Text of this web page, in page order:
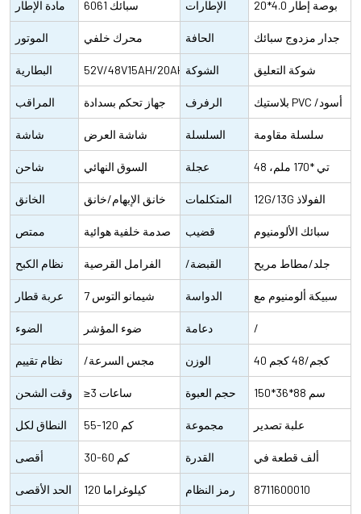
مادة الإطار 6061 سبائك
الألومنيوم
الإطارات 20*4.0 بوصة إطار
في الموتور محرك خلفي
750W/1000W
الحافة جدار مزدوج سبائك
الألومنيوم البطارية 52V/48V15AH/20AH/LG/SAMSUNG
بطارية ليثيوم
الشوكة
الأمامية
شوكة التعليق
الهيدروليكية
الأمامية
المراقب
المالي
جهاز تحكم بسدادة
مقاومة للماء ذو
كفاءة عالية، موجة
جيبية
الرفرف بلاستيك PVC أسود/
ألومنيوم مع لون شاشة
العرض
شاشة العرض
البلورية
السلسلة سلسلة مقاومة
للصدأ، كي إم سي شاحن السوق النهائي
القابس، 100-240V
50-60HZ 2-4A.
عجلة
السلسلة
48 تي *170 ملم،
بروكلن الخانق خانق الإبهام/خانق
الدوران
المتكلمات 12G/13G الفولاذ
المقاوم للصدأ ممتص
الصدمات
الخلفي
صدمة خلفية هوائية قضيب
المقبض
سبائك الألومنيوم
قابلة للتعديل نظام الكبح الفرامل القرصية
الهيدروليكية
القبضة/
السرج
جلد/مطاط مريح
عربة قطار شيمانو التوس 7
سرعات
الدواسة سبيكة ألومنيوم مع
عاكس جيد الضوء ضوء المؤشر دعامة
المقعد
/
نظام تقييم
الأداء
مجس السرعة/
مجس العزم
الوزن
الصافي/
الإجمالي
40 كجم/48 كجم
وقت الشحن ≥3 ساعات حجم العبوة
لكل منتج
وحدة
150*36*88 سم
النطاق لكل
طاقة
55-120 كم مجموعة
النقل
علبة تصدير
أقصى
سرعة
30-60 كم القدرة
الإنتاجية
ألف قطعة في
الشهر الحد الأقصى 120 كيلوغراما رمز النظام 8711600010